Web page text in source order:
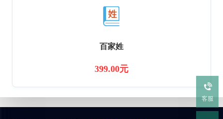
百家姓
399.00元
客服